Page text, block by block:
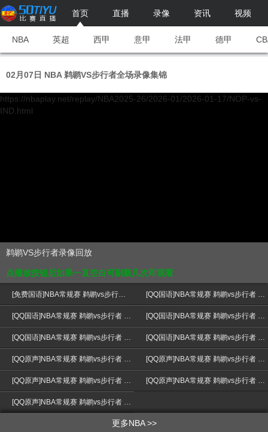
首页 直播 录像 资讯 视频
NBA 英超 西甲 意甲 法甲 德甲
02月07日 NBA 鹈鹕VS步行者全场录像集锦
https://nbaplay.net/replay/NBA2025-26/2026-01/2026-01-17/NOP-vs-
IND.html
>
鹈鹕VS步行者录像回放
点播放按钮后如果一直空白可刷新几次即观看
[免费国语]NBA常规赛 鹈鹕vs步行者 全场录像回放 [QQ国语]NBA常规赛 鹈鹕vs步行者 全场录像回放
[QQ国语]NBA常规赛 鹈鹕vs步行者 第一节 录像 [QQ国语]NBA常规赛 鹈鹕vs步行者 第二节 录像
[QQ国语]NBA常规赛 鹈鹕vs步行者 第三节 录像 [QQ国语]NBA常规赛 鹈鹕vs步行者 第四节 录像
[QQ原声]NBA常规赛 鹈鹕vs步行者 全场录像回放 [QQ原声]NBA常规赛 鹈鹕vs步行者 第一节 录像
[QQ原声]NBA常规赛 鹈鹕vs步行者 第二节 录像 [QQ原声]NBA常规赛 鹈鹕vs步行者 第三节 录像
[QQ原声]NBA常规赛 鹈鹕vs步行者 第四节 录像
更多NBA